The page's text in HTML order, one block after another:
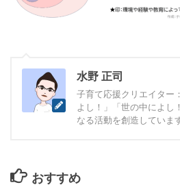
水野 正司
子育て応援クリエイター
よし！」「世の中によ
なる活動を創造しています
おすすめ